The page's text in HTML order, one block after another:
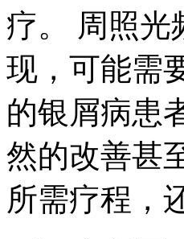
疗。 周照光
现，可能需
的银屑病患
然的改善甚
所需疗程，